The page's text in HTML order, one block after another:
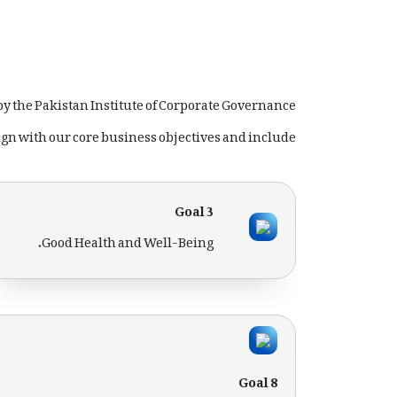
the Pakistan Institute of Corporate Governance
with our core business objectives and include:
Goal 3
Good Health and Well-Being.
Goal 8